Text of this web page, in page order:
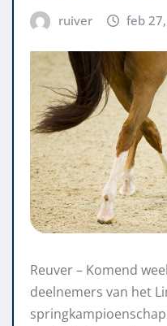
ruiver feb
Reuver – Komend
deelnemers van het